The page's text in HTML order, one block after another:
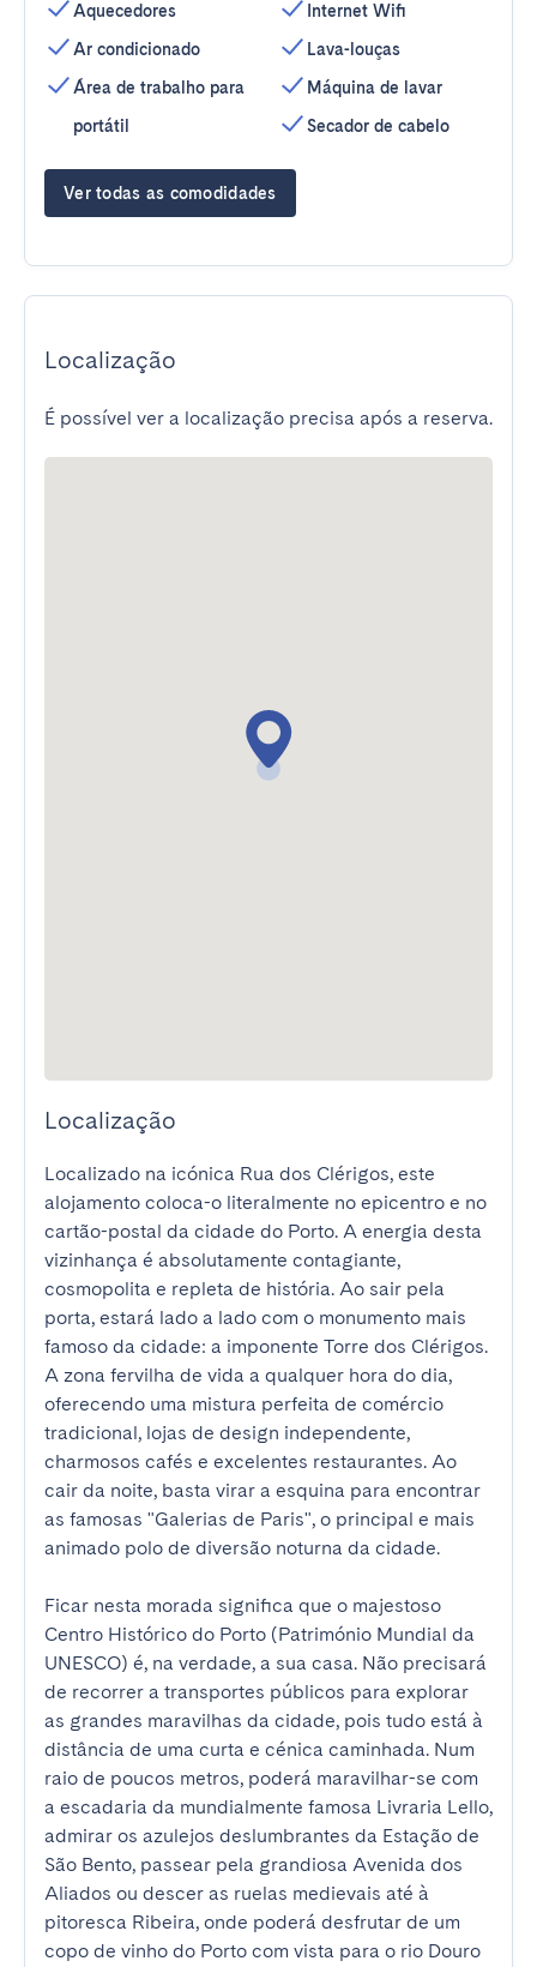
Aquecedores
Ar condicionado
Área de trabalho para
portátil
Internet Wifi
Lava-louças
Máquina de lavar
Secador de cabelo
Ver todas as comodidades
Localização
É possível ver a localização precisa após a reserva.
Localização
Localizado na icónica Rua dos Clérigos, este
alojamento coloca-o literalmente no epicentro e no
cartão-postal da cidade do Porto. A energia desta
vizinhança é absolutamente contagiante,
cosmopolita e repleta de história. Ao sair pela
porta, estará lado a lado com o monumento mais
famoso da cidade: a imponente Torre dos Clérigos.
A zona fervilha de vida a qualquer hora do dia,
oferecendo uma mistura perfeita de comércio
tradicional, lojas de design independente,
charmosos cafés e excelentes restaurantes. Ao
cair da noite, basta virar a esquina para encontrar
as famosas "Galerias de Paris", o principal e mais
animado polo de diversão noturna da cidade.
Ficar nesta morada significa que o majestoso
Centro Histórico do Porto (Património Mundial da
UNESCO) é, na verdade, a sua casa. Não precisará
de recorrer a transportes públicos para explorar
as grandes maravilhas da cidade, pois tudo está à
distância de uma curta e cénica caminhada. Num
raio de poucos metros, poderá maravilhar-se com
a escadaria da mundialmente famosa Livraria Lello,
admirar os azulejos deslumbrantes da Estação de
São Bento, passear pela grandiosa Avenida dos
Aliados ou descer as ruelas medievais até à
pitoresca Ribeira, onde poderá desfrutar de um
copo de vinho do Porto com vista para o rio Douro